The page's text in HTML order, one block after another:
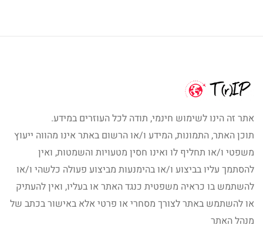
אתר זה הינו לשימוש חינמי, תודה לכל העוזרים במידע.
תוכן האתר, התמונות, המידע ו/או הרשום באתר אינו מהווה ייעוץ
משפטי ו/או תחליף לו ואינו חסין מטעויות והשמטות, ואין
להסתמך עליו בביצוע ו/או בהימנעות מביצוע פעולה כלשהי ו/או
להשתמש בו כראיה משפטית כנגד האתר או בעליו, ואין להעתיק
או להשתמש באתר לצורך מסחרי או פרטי אלא באישור בכתב של
מנהל האתר